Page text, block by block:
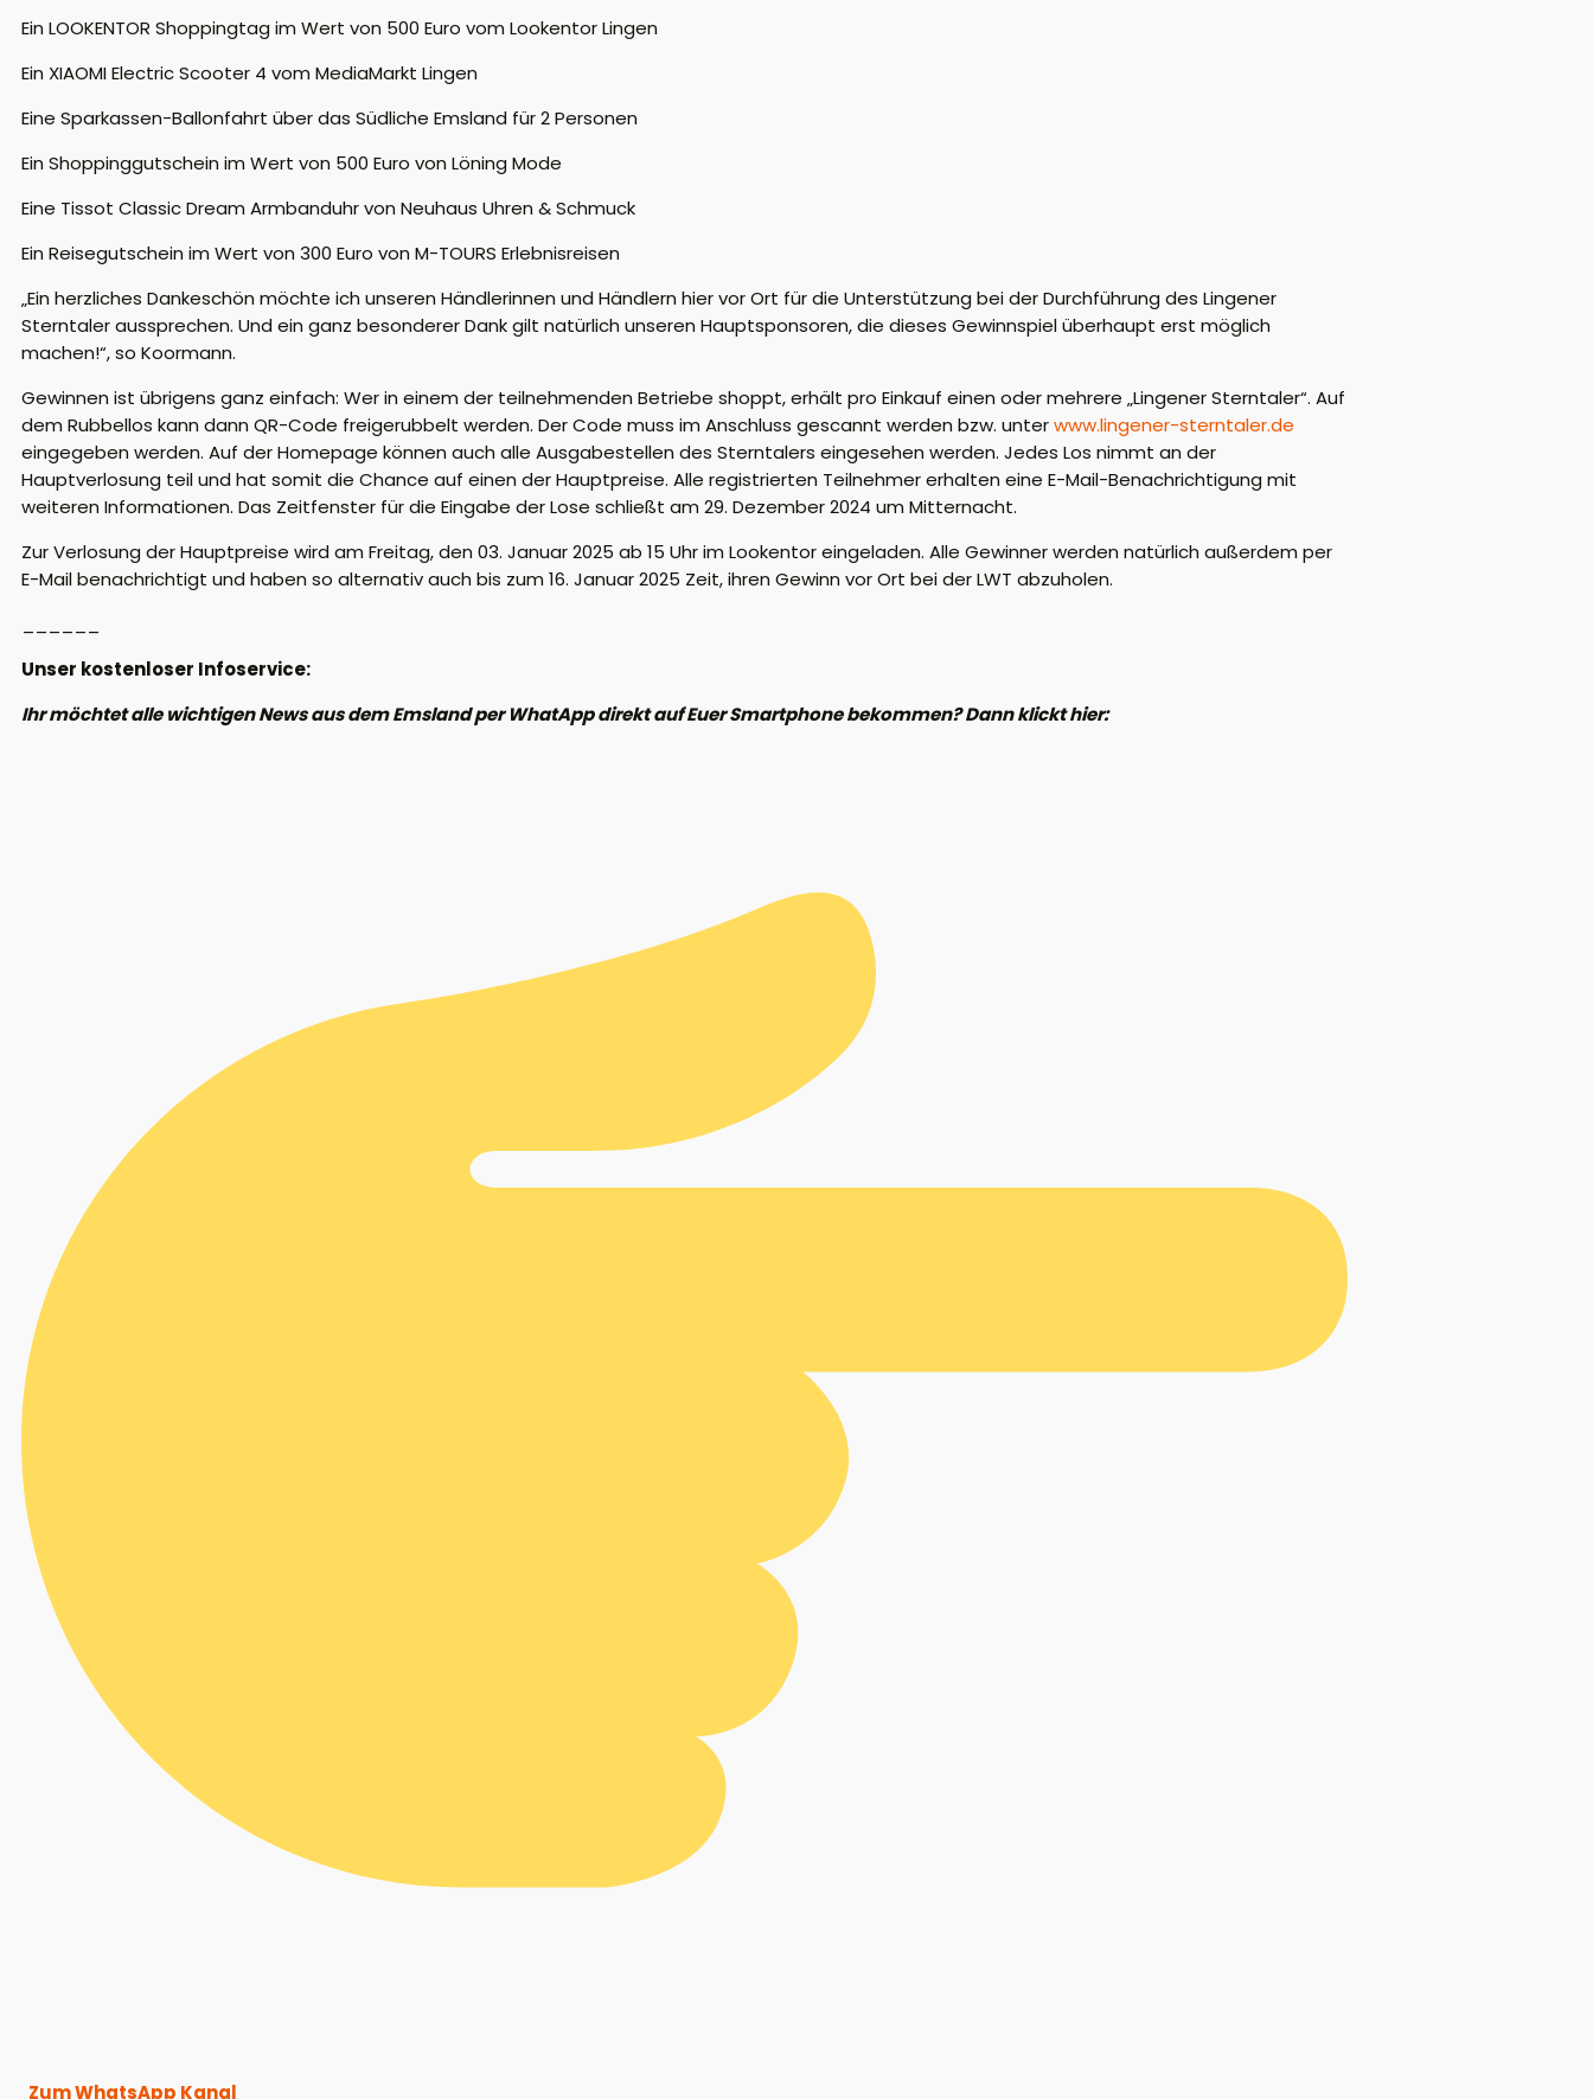
Ein LOOKENTOR Shoppingtag im Wert von 500 Euro vom Lookentor Lingen
Ein XIAOMI Electric Scooter 4 vom MediaMarkt Lingen
Eine Sparkassen-Ballonfahrt über das Südliche Emsland für 2 Personen
Ein Shoppinggutschein im Wert von 500 Euro von Löning Mode
Eine Tissot Classic Dream Armbanduhr von Neuhaus Uhren & Schmuck
Ein Reisegutschein im Wert von 300 Euro von M-TOURS Erlebnisreisen
„Ein herzliches Dankeschön möchte ich unseren Händlerinnen und Händlern hier vor Ort für die Unterstützung bei der Durchführung des Lingener
Sterntaler aussprechen. Und ein ganz besonderer Dank gilt natürlich unseren Hauptsponsoren, die dieses Gewinnspiel überhaupt erst möglich
machen!“, so Koormann.
Gewinnen ist übrigens ganz einfach: Wer in einem der teilnehmenden Betriebe shoppt, erhält pro Einkauf einen oder mehrere „Lingener Sterntaler“. Auf
dem Rubbellos kann dann QR-Code freigerubbelt werden. Der Code muss im Anschluss gescannt werden bzw. unterwww.lingener-sterntaler.de
eingegeben werden. Auf der Homepage können auch alle Ausgabestellen des Sterntalers eingesehen werden. Jedes Los nimmt an der
Hauptverlosung teil und hat somit die Chance auf einen der Hauptpreise. Alle registrierten Teilnehmer erhalten eine E-Mail-Benachrichtigung mit
weiteren Informationen. Das Zeitfenster für die Eingabe der Lose schließt am 29. Dezember 2024 um Mitternacht.
Zur Verlosung der Hauptpreise wird am Freitag, den 03. Januar 2025 ab 15 Uhr im Lookentor eingeladen. Alle Gewinner werden natürlich außerdem per
E-Mail benachrichtigt und haben so alternativ auch bis zum 16. Januar 2025 Zeit, ihren Gewinn vor Ort bei der LWT abzuholen.
Unser kostenloser Infoservice:
Ihr möchtet alle wichtigen News aus dem Emsland per WhatApp direkt auf Euer Smartphone bekommen? Dann klickt hier:
Zum WhatsApp Kanal